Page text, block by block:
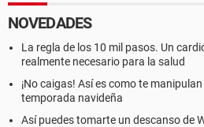
NOVEDADES
La regla de los 10 mil pasos. Un
realmente necesario para la salud
¡No caigas! Así es como te
temporada navideña
Así puedes tomarte un descanso de